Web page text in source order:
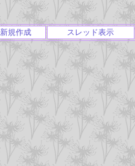
新規作成 スレッド表示